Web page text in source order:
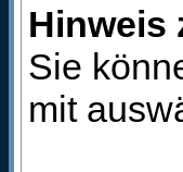
Hinweis
Sie
mit